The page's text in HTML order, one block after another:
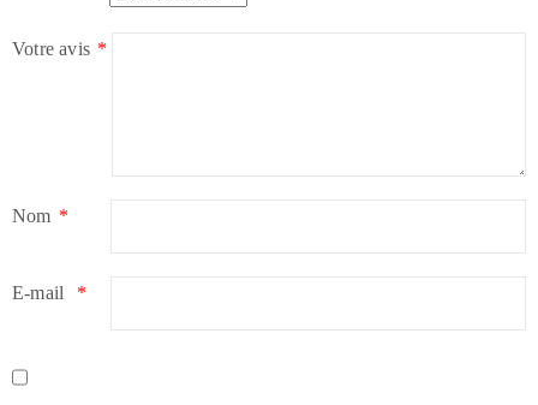
Votre avis *
Nom *
E-mail *